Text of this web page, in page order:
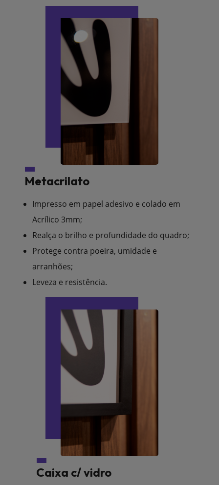
Metacrilato
Impresso em papel adesivo e colado em
Acrílico 3mm;
Realça o brilho e profundidade do quadro;
Protege contra poeira, umidade e
arranhões;
Leveza e resistência.
Caixa c/ vidro